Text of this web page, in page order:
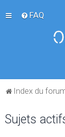
FAQ
Index du
Sujets